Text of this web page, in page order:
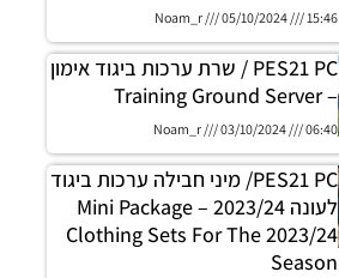
Noam_r 05/10/2024 15:46
PES21 PC / שרת ערכות ביגוד אימון
– Training Ground Server
Noam_r 03/10/2024 06:40
PES21 PC/ מיני חבילה ערכות ביגוד
לעונה 2023/24 – Mini Package
Clothing Sets For The 2023/24
Season